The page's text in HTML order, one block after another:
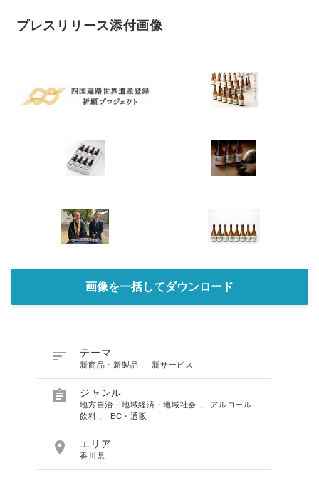
プレスリリース添付画像
画像を一括してダウンロード
 テーマ
新商品・新製品 新サービス
 ジャンル
地方自治・地域経済・地域社会
アルコール
飲料
EC・通販
 エリア
香川県
Japanese